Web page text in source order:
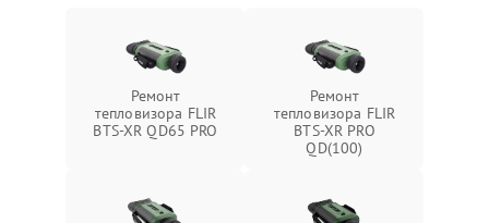
Ремонт
тепловизора FLIR
BTS-XR QD65 PRO
Ремонт
тепловизора FLIR
BTS-XR PRO
QD(100)